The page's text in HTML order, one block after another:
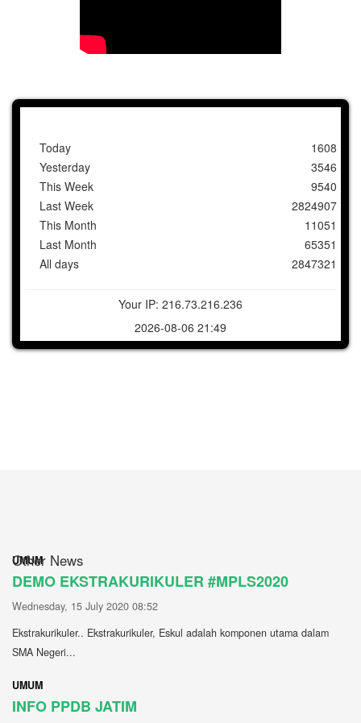
Today
Yesterday
This Week
Last Week
This Month
Last Month
All days
1608
3546
9540
2824907
11051
65351
2847321
Your IP: 216.73.216.236
2026-08-06 21:49
Other News
UMUM
DEMO EKSTRAKURIKULER #MPLS2020
Wednesday, 15 July 2020 08:52
Ekstrakurikuler.. Ekstrakurikuler, Eskul adalah komponen utama dalam
SMA Negeri...
UMUM
INFO PPDB JATIM